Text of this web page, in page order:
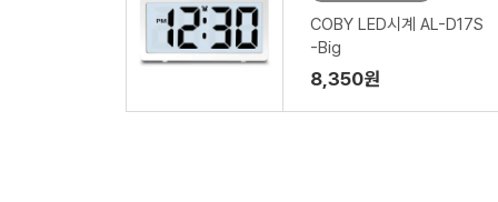
COBY LED시계 AL-D17S
-Big
8,350원